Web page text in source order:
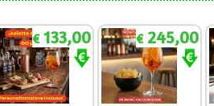
€133,00 €245,00